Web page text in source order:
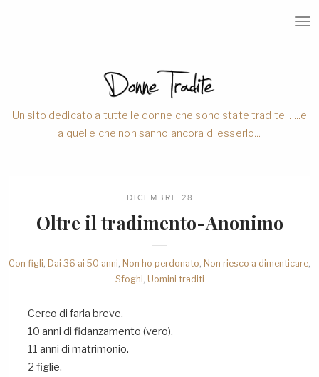
T
V
Un sito dedicato a tutte le donne che sono state tradite... ...e
a quelle che non sanno ancora di esserlo...
DICEMBRE 28
Oltre il tradimento-Anonimo
Con figli, Dai 36 ai 50 anni, Non ho perdonato, Non riesco a dimenticare,
Sfoghi, Uomini traditi
Cerco di farla breve.
10 anni di fidanzamento (vero).
11 anni di matrimonio.
2 figlie.